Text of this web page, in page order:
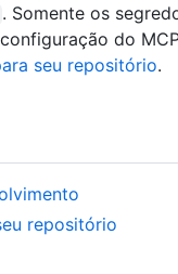
. Somente os
do
seu repositório.
repositório